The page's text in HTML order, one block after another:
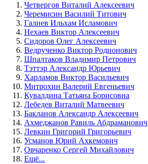
Четвергов Виталий Алексеевич
Черемисин Василий Титович
Галиев Ильхам Исламович
Нехаев Виктор Алексеевич
Сидоров Олег Алексеевич
Ведрученко Виктор Родионович
Шпалтаков Владимир Петрович
Тэттэр Александр Юрьевич
Харламов Виктор Васильевич
Митрохин Валерий Евгеньевич
Кувалдина Татьяна Борисовна
Лебедев Виталий Матвеевич
Бакланов Александр Алексеевич
Ахмеджанов Равиль Абдраманович
Левкин Григорий Григорьевич
Усманов Юрий Ахкемович
Овчаренко Сергей Михайлович
Ещё...